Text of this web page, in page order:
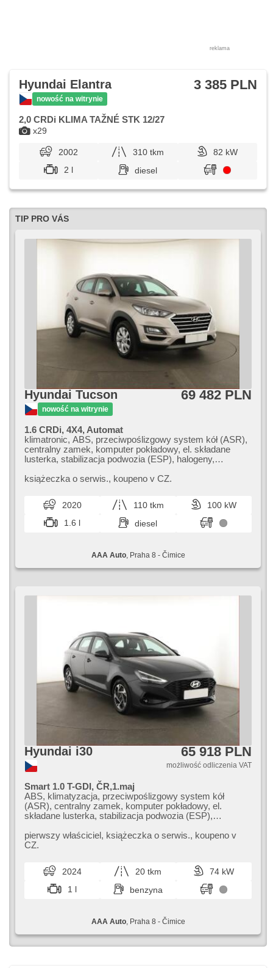
reklama
x29
Hyundai Elantra
nowość na witrynie
3 385 PLN
2,0 CRDi KLIMA TAŽNÉ STK 12/27
2002 310 tkm
82 kW
2 l
diesel
TIP PRO VÁS
Hyundai Tucson
nowość na witrynie
69 482 PLN
1.6 CRDi, 4X4, Automat
klimatronic, ABS, przeciwpoślizgowy system kół (ASR),
centralny zamek, komputer pokładowy, el. składane
lusterka, stabilizacja podwozia (ESP), halogeny,
czujnik ciśnienia opon, USB, 6x poduszka powietrzna,
parkowania, wspomaganie układu kierowniczego, el.
opuszczane szyby, relingi dachowe, radio fabryczne,
automat, napęd 4x4
książeczka o serwis.,​ koupeno v CZ.
2020 110 tkm
100 kW
1.6 l
diesel
AAA Auto, Praha 8 - Čimice
Hyundai i30 65 918 PLN
możliwość odliczenia VAT
Smart 1.0 T-GDI, ČR,1.maj
ABS, klimatyzacja, przeciwpoślizgowy system kół
(ASR), centralny zamek, komputer pokładowy, el.
składane lusterka, stabilizacja podwozia (ESP),
poduszka powietrzna, asystent pasa ruchu,
wspomaganie układu kierowniczego, el. opuszczane
skrzynia biegów
pierwszy właściciel,​ książeczka o serwis.,​ koupeno v
CZ.
2024 20 tkm
74 kW
1 l
benzyna
AAA Auto, Praha 8 - Čimice